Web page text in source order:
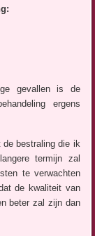
gevallen is de
ergens
de bestraling die ik
termijn zal
te verwachten
de kwaliteit van
beter zal zijn dan